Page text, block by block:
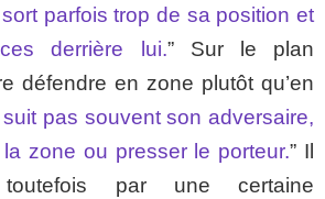
parfois trop de sa position et
derrière lui.” Sur le plan
défendre en zone plutôt qu’en
pas souvent son adversaire,
zone ou presser le porteur.” Il
par une certaine